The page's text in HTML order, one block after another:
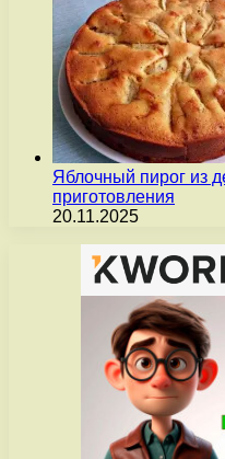
Яблочный пирог из
приготовления
20.11.2025